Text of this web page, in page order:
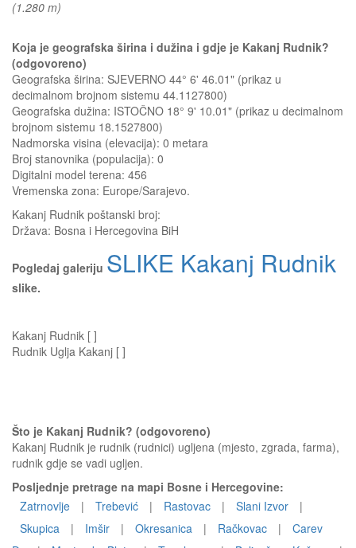
(1.280 m)
Koja je geografska širina i dužina i gdje je Kakanj Rudnik?
(odgovoreno)
Geografska širina: SJEVERNO 44° 6' 46.01" (prikaz u
decimalnom brojnom sistemu 44.1127800)
Geografska dužina: ISTOČNO 18° 9' 10.01" (prikaz u decimalnom
brojnom sistemu 18.1527800)
Nadmorska visina (elevacija): 0 metara
Broj stanovnika (populacija): 0
Digitalni model terena: 456
Vremenska zona: Europe/Sarajevo.
Kakanj Rudnik poštanski broj:
Država: Bosna i Hercegovina BiH
Pogledaj galeriju SLIKE Kakanj Rudnik
slike.
Kakanj Rudnik [ ]
Rudnik Uglja Kakanj [ ]
Što je Kakanj Rudnik? (odgovoreno)
Kakanj Rudnik je rudnik (rudnici) ugljena (mjesto, zgrada, farma),
rudnik gdje se vadi ugljen.
Posljednje pretrage na mapi Bosne i Hercegovine:
Zatrnovlje
| Trebević | Rastovac | Slani Izvor
|
Skupica
| Imšir | Okresanica | Račkovac |
Carev